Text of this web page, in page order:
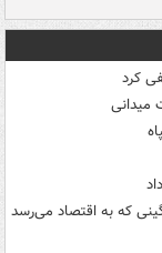
کرد
میدانی
که به اقتصاد می‌رسد